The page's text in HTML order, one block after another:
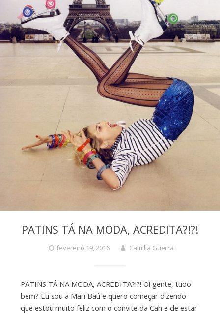
PATINS TÁ NA MODA, ACREDITA?!?!
fevereiro 19, 2016 Camilla Guerra
PATINS TÁ NA MODA, ACREDITA?!?! Oi gente, tudo
bem? Eu sou a Mari Baú e quero começar dizendo
que estou muito feliz com o convite da Cah e de estar